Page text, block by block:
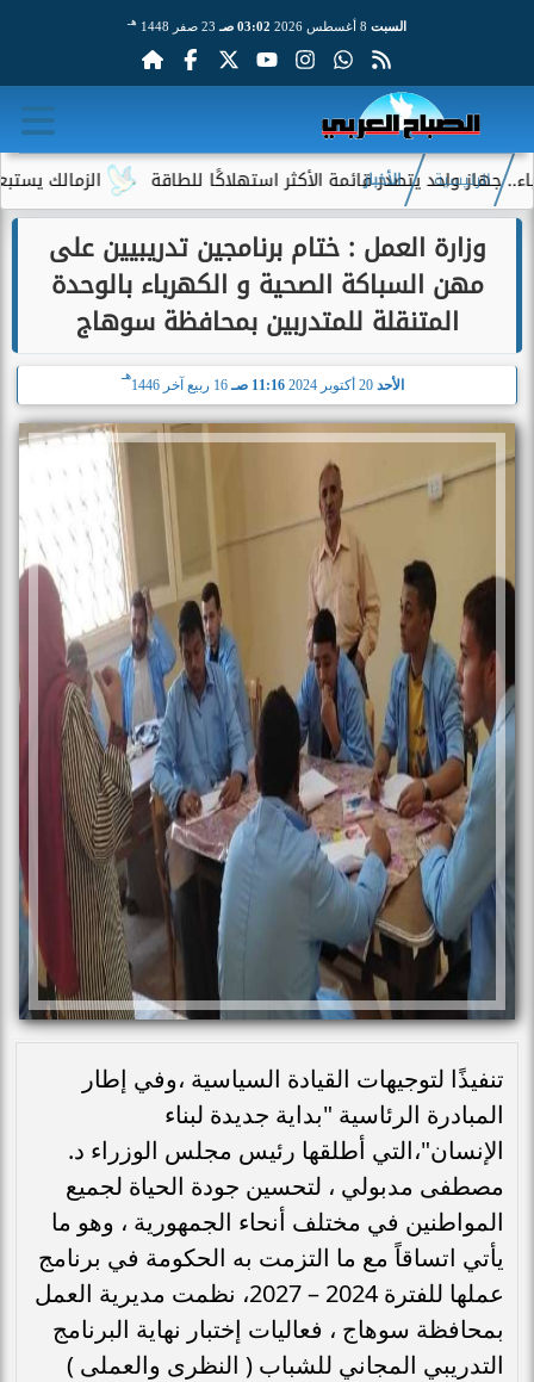
السبت 03:02 صـ 23 صفر 1448 هـ
الزمالك يستبعد 4 لاعبين شباب من حساباته في الموسم الجديد يتصدر قائمة الأكثر استهلاكًا للطاقة
الرئيسية الأخبار
وزارة العمل : ختام برنامجين تدريبيين على
مهن السباكة الصحية و الكهرباء بالوحدة
المتنقلة للمتدربين بمحافظة سوهاج
الأحد 20 أكتوبر 2024 11:16 صـ 16 ربيع آخر 1446
هـ
تنفيذًا لتوجيهات القيادة السياسية ،وفي إطار
المبادرة الرئاسية "بداية جديدة لبناء
الإنسان"،التي أطلقها رئيس مجلس الوزراء د.
مصطفى مدبولي ، لتحسين جودة الحياة لجميع
المواطنين في مختلف أنحاء الجمهورية ، وهو ما
يأتي اتساقاً مع ما التزمت به الحكومة في برنامج
عملها للفترة 2024 – 2027، نظمت مديرية العمل
بمحافظة سوهاج ، فعاليات إختبار نهاية البرنامج
التدريبي المجاني للشباب ( النظرى والعملى )